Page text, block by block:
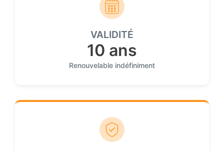
VALIDITÉ
10 ans
Renouvelable indéfiniment